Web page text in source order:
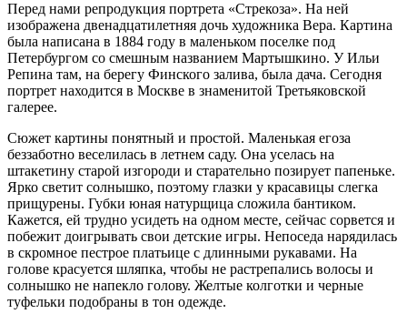
Перед нами репродукция портрета «Стрекоза». На ней
изображена двенадцатилетняя дочь художника Вера. Картина
была написана в 1884 году в маленьком поселке под
Петербургом со смешным названием Мартышкино. У Ильи
Репина там, на берегу Финского залива, была дача. Сегодня
портрет находится в Москве в знаменитой Третьяковской
галерее.
Сюжет картины понятный и простой. Маленькая егоза
беззаботно веселилась в летнем саду. Она уселась на
штакетину старой изгороди и старательно позирует папеньке.
Ярко светит солнышко, поэтому глазки у красавицы слегка
прищурены. Губки юная натурщица сложила бантиком.
Кажется, ей трудно усидеть на одном месте, сейчас сорвется и
побежит доигрывать свои детские игры. Непоседа нарядилась
в скромное пестрое платьице с длинными рукавами. На
голове красуется шляпка, чтобы не растрепались волосы и
солнышко не напекло голову. Желтые колготки и черные
туфельки подобраны в тон одежде.